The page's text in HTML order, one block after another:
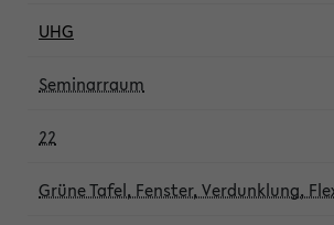
UHG
Seminarraum
22
Grüne Tafel, Fenster, Verdunklung,